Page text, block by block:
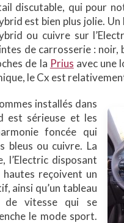
discutable, qui pour
est bien plus jolie.
ou cuivre sur
de carrosserie :
de la Prius avec une
le Cx est
installés dans
est sérieuse et les
foncée qui
bleus ou cuivre. La
l’Electric disposant
hautes reçoivent un
ainsi qu’un tableau
de vitesse qui se
le mode sport.